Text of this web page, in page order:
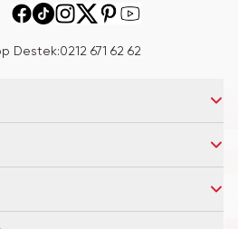
Destek:0212 671 62 62